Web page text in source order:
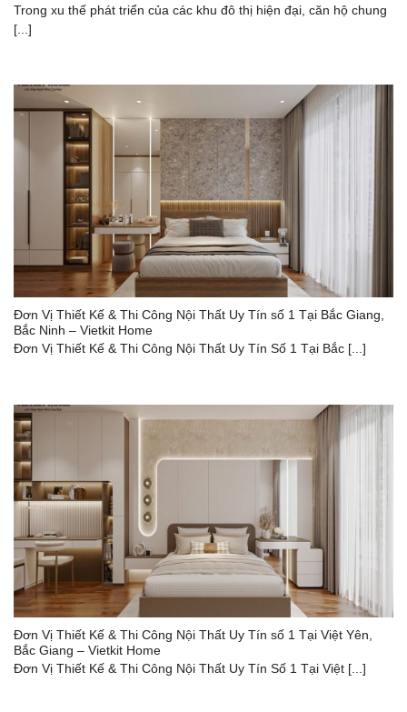
Trong xu thế phát triển của các khu đô thị hiện đại, căn hộ chung
[...]
Đơn Vị Thiết Kế & Thi Công Nội Thất Uy Tín số 1 Tại Bắc Giang,
Bắc Ninh – Vietkit Home
Đơn Vị Thiết Kế & Thi Công Nội Thất Uy Tín Số 1 Tại Bắc [...]
Đơn Vị Thiết Kế & Thi Công Nội Thất Uy Tín số 1 Tại Việt Yên,
Bắc Giang – Vietkit Home
Đơn Vị Thiết Kế & Thi Công Nội Thất Uy Tín Số 1 Tại Việt [...]